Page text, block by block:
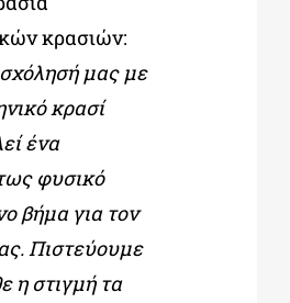
κρασιών:
μας με
κρασί
ένα
φυσικό
βήμα για τον
Πιστεύουμε
η στιγμή τα